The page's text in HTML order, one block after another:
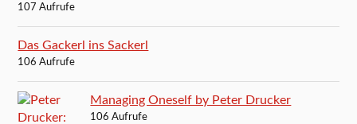
107 Aufrufe
Das Gackerl ins Sackerl
106 Aufrufe
Managing Oneself by Peter Drucker
106 Aufrufe